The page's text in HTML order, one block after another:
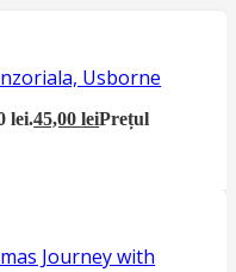
Usborne
lei.45,00leiPrețul
Journey with